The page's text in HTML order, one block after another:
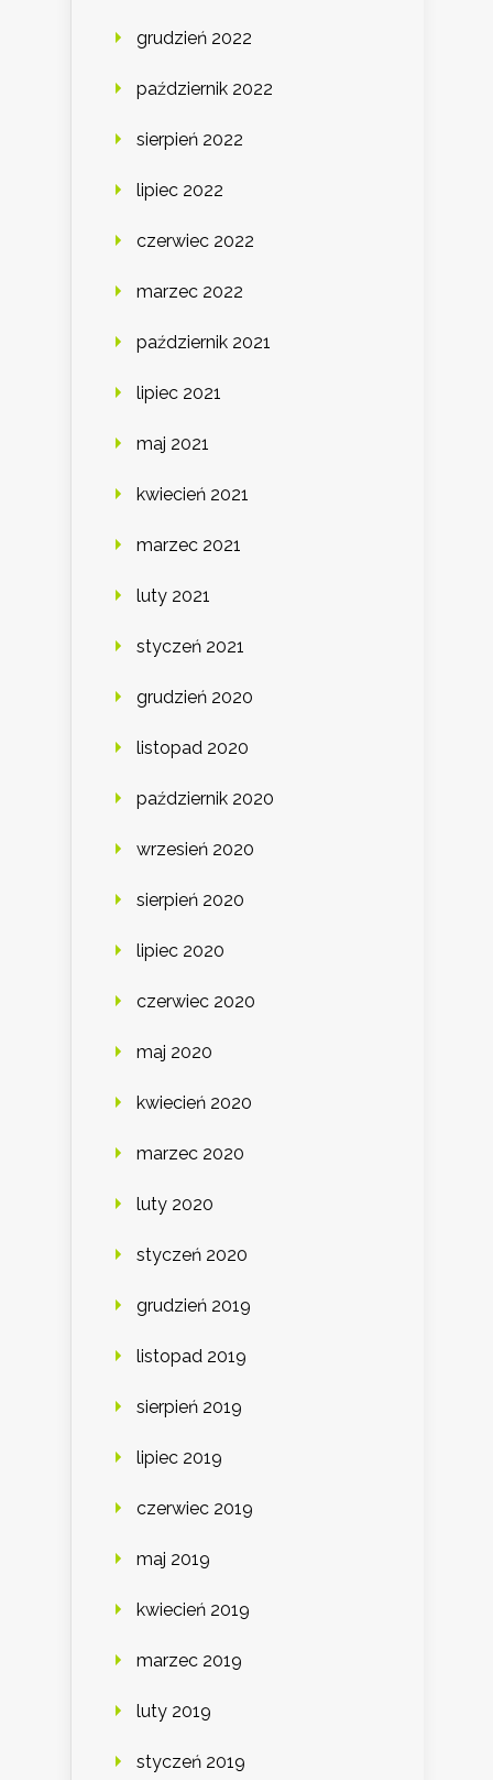
grudzień 2022
październik 2022
sierpień 2022
lipiec 2022
czerwiec 2022
marzec 2022
październik 2021
lipiec 2021
maj 2021
kwiecień 2021
marzec 2021
luty 2021
styczeń 2021
grudzień 2020
listopad 2020
październik 2020
wrzesień 2020
sierpień 2020
lipiec 2020
czerwiec 2020
maj 2020
kwiecień 2020
marzec 2020
luty 2020
styczeń 2020
grudzień 2019
listopad 2019
sierpień 2019
lipiec 2019
czerwiec 2019
maj 2019
kwiecień 2019
marzec 2019
luty 2019
styczeń 2019